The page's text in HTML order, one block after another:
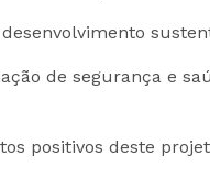
de segurança e
positivos deste